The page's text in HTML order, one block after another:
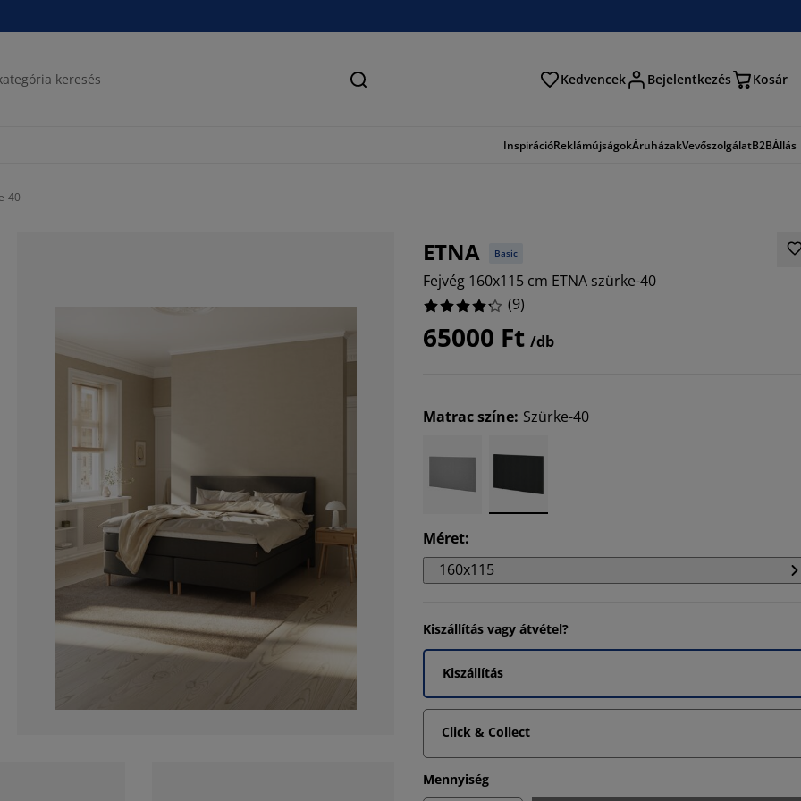
Keresés Kedvencek Bejelentkezés Kosár
InspirációReklámújságokÁruházakVevőszolgálatB2BÁllás
40
ETNA Basic
Fejvég 160x115 cm ETNA szürke-40
(9)
65000 Ft /db
Matrac színe: Szürke-40
Méret:
160x115
Kiszállítás vagy átvétel?
Kiszállítás
Click & Collect
Mennyiség
11.11111111111111%
11.11111111111111%